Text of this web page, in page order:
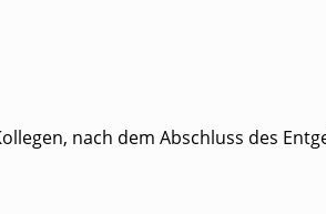
nach dem Abschluss des